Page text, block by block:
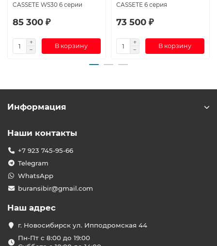
CASSETE WS30 6 серии
85 300 ₽
В корзину
CASSETE 6 серия
73 500 ₽
В корзину
Информация
Наши контакты
+7 923 745-95-66
Telegram
WhatsApp
buransibir@gmail.com
Наш адрес
г. Новосибирск ул. Ипподромская 44
Пн-Пт с 8:00 до 19:00